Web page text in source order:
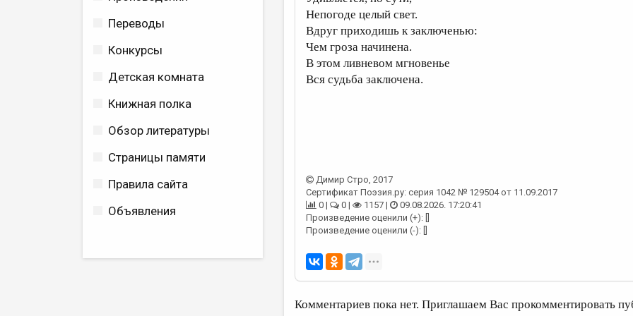
Переводы
Конкурсы
Детская комната
Книжная полка
Обзор литературы
Страницы памяти
Правила сайта
Объявления
Непогоде целый свет.
Вдруг приходишь к заключенью:
Чем гроза начинена.
В этом ливневом мгновенье
Вся судьба заключена.
Димир Стро, 2017
Сертификат Поэзия.ру: серия 1042 № 129504 от 11.09.2017
0 |
0 | 1157 |
09.08.2026. 17:20:41
Произведение оценили (+): []
Произведение оценили (-): []
Комментариев пока нет. Приглашаем Вас прокомментировать